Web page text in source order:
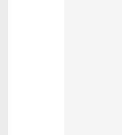
over
om